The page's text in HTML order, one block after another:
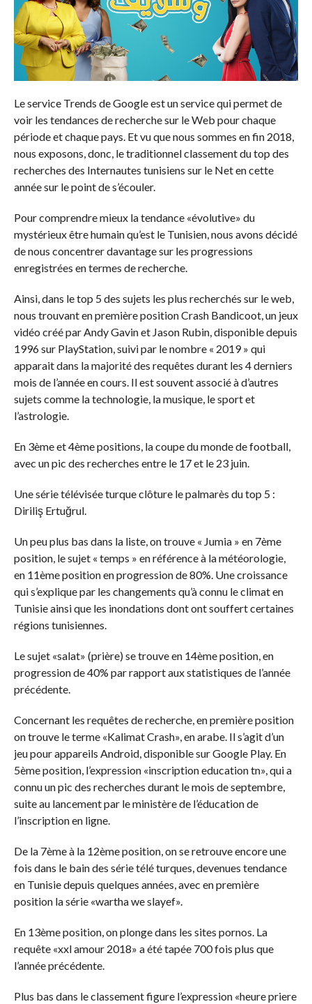
Le service Trends de Google est un service qui permet de
voir les tendances de recherche sur le Web pour chaque
période et chaque pays. Et vu que nous sommes en fin 2018,
nous exposons, donc, le traditionnel classement du top des
recherches des Internautes tunisiens sur le Net en cette
année sur le point de s’écouler.
Pour comprendre mieux la tendance «évolutive» du
mystérieux être humain qu’est le Tunisien, nous avons décidé
de nous concentrer davantage sur les progressions
enregistrées en termes de recherche.
Ainsi, dans le top 5 des sujets les plus recherchés sur le web,
nous trouvant en première position Crash Bandicoot, un jeux
vidéo créé par Andy Gavin et Jason Rubin, disponible depuis
1996 sur PlayStation, suivi par le nombre « 2019 » qui
apparait dans la majorité des requêtes durant les 4 derniers
mois de l’année en cours. Il est souvent associé à d’autres
sujets comme la technologie, la musique, le sport et
l’astrologie.
En 3ème et 4ème positions, la coupe du monde de football,
avec un pic des recherches entre le 17 et le 23 juin.
Une série télévisée turque clôture le palmarès du top 5 :
Diriliş Ertuğrul.
Un peu plus bas dans la liste, on trouve « Jumia » en 7ème
position, le sujet « temps » en référence à la météorologie,
en 11ème position en progression de 80%. Une croissance
qui s’explique par les changements qu’à connu le climat en
Tunisie ainsi que les inondations dont ont souffert certaines
régions tunisiennes.
Le sujet «salat» (prière) se trouve en 14ème position, en
progression de 40% par rapport aux statistiques de l’année
précédente.
Concernant les requêtes de recherche, en première position
on trouve le terme «Kalimat Crash», en arabe. Il s’agit d’un
jeu pour appareils Android, disponible sur Google Play. En
5ème position, l’expression «inscription education tn», qui a
connu un pic des recherches durant le mois de septembre,
suite au lancement par le ministère de l’éducation de
l’inscription en ligne.
De la 7ème à la 12ème position, on se retrouve encore une
fois dans le bain des série télé turques, devenues tendance
en Tunisie depuis quelques années, avec en première
position la série «wartha we slayef».
En 13ème position, on plonge dans les sites pornos. La
requête «xxl amour 2018» a été tapée 700 fois plus que
l’année précédente.
Plus bas dans le classement figure l’expression «heure priere